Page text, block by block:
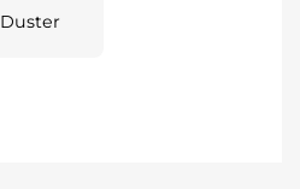
Duster